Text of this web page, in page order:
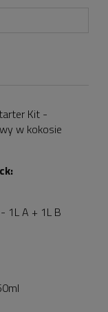
Kit -
w kokosie
1L A + 1L B